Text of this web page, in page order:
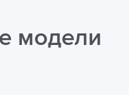
модели